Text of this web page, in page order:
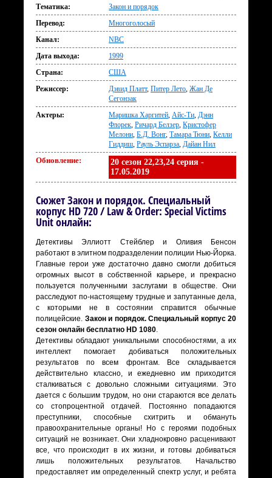
Тематика:
Закон и порядок
Перевод:
Многоголосый
Канал:
NBC
Дата выхода:
1999
Страна:
США
Режиссер:
Дэвид Платт, Питер Лето, Жан Де
Сегонзак
Актеры:
Маришка Харгитей, Айс-Ти, Дэнн
Флорек, Ричард Белзер, Кристофер
Мелони, Б.Д. Вонг, Тамара Тюни, Келли
Гиддиш, Рауль Эспарза, Дайан Нил
Обновление:
20 сезон 22,23,24 серия -
17.05.2019
Сюжет Закон и порядок. Специальный
корпус HD 720 / Law & Order: Special Victims
Unit онлайн:
Детективы Эллиотт Стейблер и Оливия Бенсон
работают в элитном подразделении полиции Нью-Йорка.
Главные герои уже достаточно давно смогли добиться
огромных высот в собственной карьере, и прекрасно
пользуется полученными заслугами в обществе. Они
расследуют по-настоящему трудные и запутанные дела,
с которыми не в состоянии справится обычные
полицейские. Закон и порядок. Специальный корпус 20
сезон онлайн бесплатно HD 1080.
Детективы обладают уникальными способностями, а их
интеллект помогает добиваться положительных
результатов по всем фронтам. Все складывается
действительно классно, и ежедневно им приходится
сталкиваться с довольно сложными ситуациями. Это
дается с большим трудом, но они стараются все делать
со стопроцентной отдачей. Постоянно попадаются
преступники, способные схитрить и обмануть
правоохранительные органы! Но с героями подобных
ситуаций не возникает. Они хладнокровно расценивают
все, что происходит в их жизни, и готовы добиваться
лишь положительных результатов. Начальство
предоставляет им определенный спектр услуг, и ребята